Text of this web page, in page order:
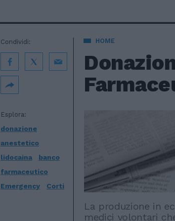
HOME
Esplora:
donazione
anestetico
lidocaina
banco
farmaceutico
Emergency
Corti
Condividi:
La produzione in
medici volontari